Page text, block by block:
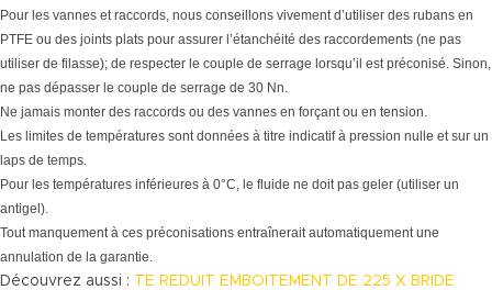
Pour les vannes et raccords, nous conseillons vivement d’utiliser des rubans en
PTFE ou des joints plats pour assurer l’étanchéité des raccordements (ne pas
utiliser de filasse); de respecter le couple de serrage lorsqu’il est préconisé. Sinon,
ne pas dépasser le couple de serrage de 30 Nn.
Ne jamais monter des raccords ou des vannes en forçant ou en tension.
Les limites de températures sont données à titre indicatif à pression nulle et sur un
laps de temps.
Pour les températures inférieures à 0°C, le fluide ne doit pas geler (utiliser un
antigel).
Tout manquement à ces préconisations entraînerait automatiquement une
annulation de la garantie.
Découvrez aussi : TE REDUIT EMBOITEMENT DE 225 X BRIDE